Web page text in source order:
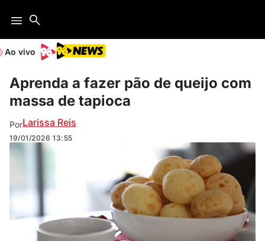
Ao vivo
Aprenda a fazer pão de queijo com
massa de tapioca
PorLarissa Reis
19/01/2026 13:55